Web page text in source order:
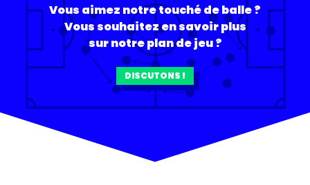
Vous aimez notre touché de balle ?
Vous souhaitez en savoir plus
sur notre plan de jeu ?
DISCUTONS !